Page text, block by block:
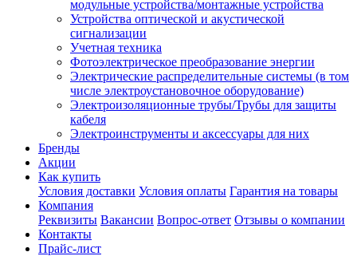
модульные устройства/монтажные устройства
Устройства оптической и акустической
сигнализации
Учетная техника
Фотоэлектрическое преобразование энергии
Электрические распределительные системы (в том
числе электроустановочное оборудование)
Электроизоляционные трубы/Трубы для защиты
кабеля
Электроинструменты и аксессуары для них
Бренды
Акции
Как купить
Условия доставки Условия оплаты Гарантия на товары
Компания
Реквизиты Вакансии Вопрос-ответ Отзывы о компании
Контакты
Прайс-лист